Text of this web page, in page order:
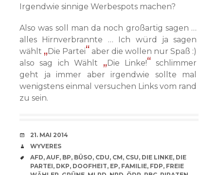
Irgendwie sinnige Werbespots machen?
Also was soll man da noch großartig sagen …
alles Hirnverbrannte … Ich würd ja sagen
wählt
Die Partei
aber die wollen nur Spaß :)
also sag ich Wählt
Die Linke!
schlimmer
geht ja immer aber irgendwie sollte mal
wenigstens einmal versuchen Links vom rand
zu sein.
VERABREDUNG
21. MAI 2014
VERFASSER
WYVERES
SCHLAGWÖRTER
AFD, AUF, BP, BÜSO, CDU, CM, CSU, DIE LINKE, DIE
PARTEI, DKP, DOOFHEIT, EP, FAMILIE, FDP, FREIE